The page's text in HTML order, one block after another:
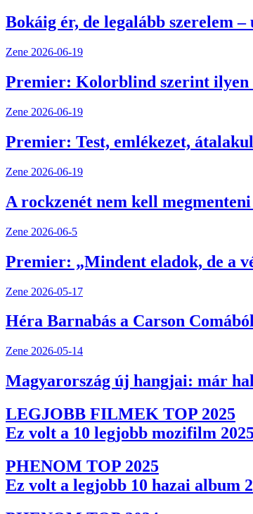
Bokáig ér, de legalább szerelem
Zene 2026-06-19
Premier: Kolorblind szerint ilyen
Zene 2026-06-19
Premier: Test, emlékezet,
Zene 2026-06-19
A rockzenét nem kell
Zene 2026-06-5
Premier: „Mindent eladok, de a
Zene 2026-05-17
Héra Barnabás a Carson
Zene 2026-05-14
Magyarország új hangjai: már
LEGJOBB FILMEK TOP 2025
Ez volt a 10 legjobb mozifilm
PHENOM TOP 2025
Ez volt a legjobb 10 hazai album